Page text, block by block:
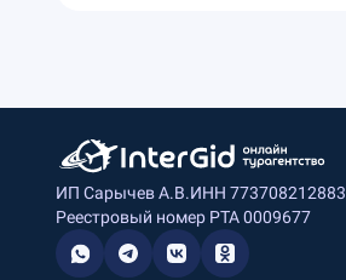
ИП Сарычев А.В.ИНН 773708212883
Реестровый номер РТА 0009677